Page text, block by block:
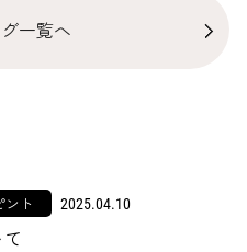
一覧へ
ト 2025.04.10